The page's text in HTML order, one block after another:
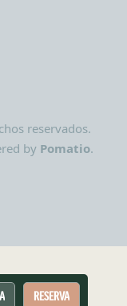
RESERVA
reservados.
by Pomatio.